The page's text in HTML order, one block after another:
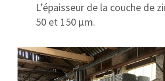
L’épaisseur de la couche de
50 et 150 μm.